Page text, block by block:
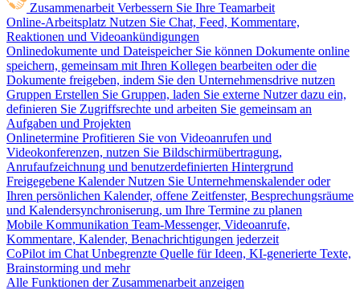
Zusammenarbeit Verbessern Sie Ihre Teamarbeit
Online-Arbeitsplatz Nutzen Sie Chat, Feed, Kommentare,
Reaktionen und Videoankündigungen
Onlinedokumente und Dateispeicher Sie können Dokumente online
speichern, gemeinsam mit Ihren Kollegen bearbeiten oder die
Dokumente freigeben, indem Sie den Unternehmensdrive nutzen
Gruppen Erstellen Sie Gruppen, laden Sie externe Nutzer dazu ein,
definieren Sie Zugriffsrechte und arbeiten Sie gemeinsam an
Aufgaben und Projekten
Onlinetermine Profitieren Sie von Videoanrufen und
Videokonferenzen, nutzen Sie Bildschirmübertragung,
Anrufaufzeichnung und benutzerdefinierten Hintergrund
Freigegebene Kalender Nutzen Sie Unternehmenskalender oder
Ihren persönlichen Kalender, offene Zeitfenster, Besprechungsräume
und Kalendersynchroniserung, um Ihre Termine zu planen
Mobile Kommunikation Team-Messenger, Videoanrufe,
Kommentare, Kalender, Benachrichtigungen jederzeit
CoPilot im Chat Unbegrenzte Quelle für Ideen, KI-generierte Texte,
Brainstorming und mehr
Alle Funktionen der Zusammenarbeit anzeigen